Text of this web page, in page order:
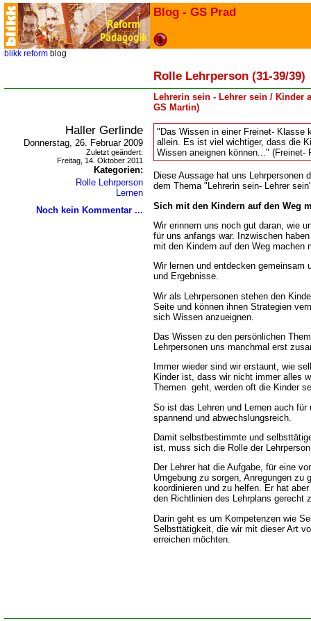
Blog - GS Prad
blikk reform blog
Rolle Lehrperson (31-39/39)
Lehrerin sein - Lehrer sein / Kinder
GS Martin)
Haller Gerlinde
Donnerstag, 26. Februar 2009
Zuletzt geändert:
Freitag, 14. Oktober 2011
Kategorien:
Rolle Lehrperson
Lernen
Noch kein Kommentar ...
"Das Wissen in einer Freinet- Klasse
allein. Es ist viel wichtiger, dass die
Wissen aneignen können..." (Freinet-
Diese Aussage hat uns Lehrpersonen
dem Thema "Lehrerin sein- Lehrer
Sich mit den Kindern auf den Weg
Wir erinnern uns noch gut daran, wie
für uns anfangs war. Inzwischen
mit den Kindern auf den Weg machen
Wir lernen und entdecken gemeinsam
und Ergebnisse.
Wir als Lehrpersonen stehen den
Seite und können ihnen Strategien
sich Wissen anzueignen.
Das Wissen zu den persönlichen
Lehrpersonen uns manchmal erst
Immer wieder sind wir erstaunt, wie
Kinder ist, dass wir nicht immer alles
Themen geht, werden oft die Kinder
So ist das Lehren und Lernen auch
spannend und abwechslungsreich.
Damit selbstbestimmte und
ist, muss sich die Rolle der
Der Lehrer hat die Aufgabe, für eine
Umgebung zu sorgen, Anregungen zu
koordinieren und zu helfen. Er hat
den Richtlinien des Lehrplans gerecht
Darin geht es um Kompetenzen wie
Selbsttätigkeit, die wir mit dieser Art
erreichen möchten.